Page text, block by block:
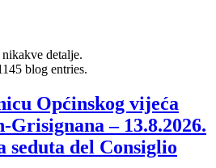
detalje.
blog entries.
Općinskog vijeća
– 13.8.2026.
seduta del Consiglio